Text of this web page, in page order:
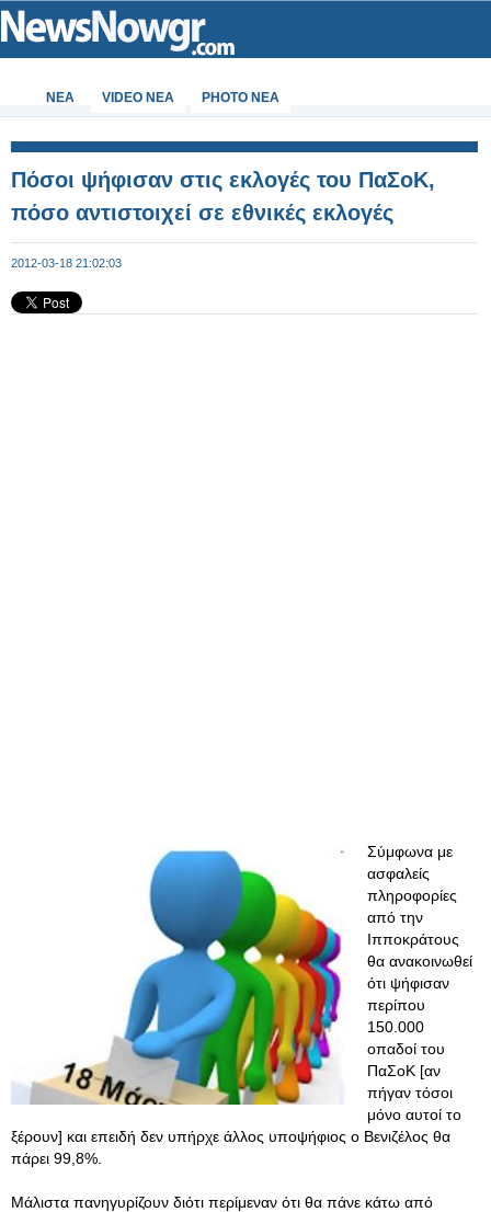
ΝΕΑ VIDEO NEA PHOTO NEA
Πόσοι ψήφισαν στις εκλογές του ΠαΣοΚ,
πόσο αντιστοιχεί σε εθνικές εκλογές
2012-03-18 21:02:03
Σύμφωνα με
ασφαλείς
πληροφορίες
από την
Ιπποκράτους
θα ανακοινωθεί
ότι ψήφισαν
περίπου
150.000
οπαδοί του
ΠαΣοΚ [αν
πήγαν τόσοι
μόνο αυτοί το
ξέρουν] και επειδή δεν υπήρχε άλλος υποψήφιος ο Βενιζέλος θα
πάρει 99,8%.
Μάλιστα πανηγυρίζουν διότι περίμεναν ότι θα πάνε κάτω από